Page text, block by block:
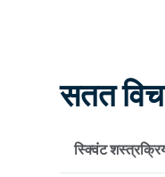
सतत
स्क्विंट